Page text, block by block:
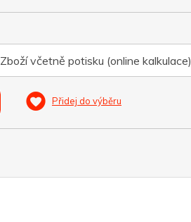
Zboží včetně potisku (online kalkulace)
Přidej do výběru